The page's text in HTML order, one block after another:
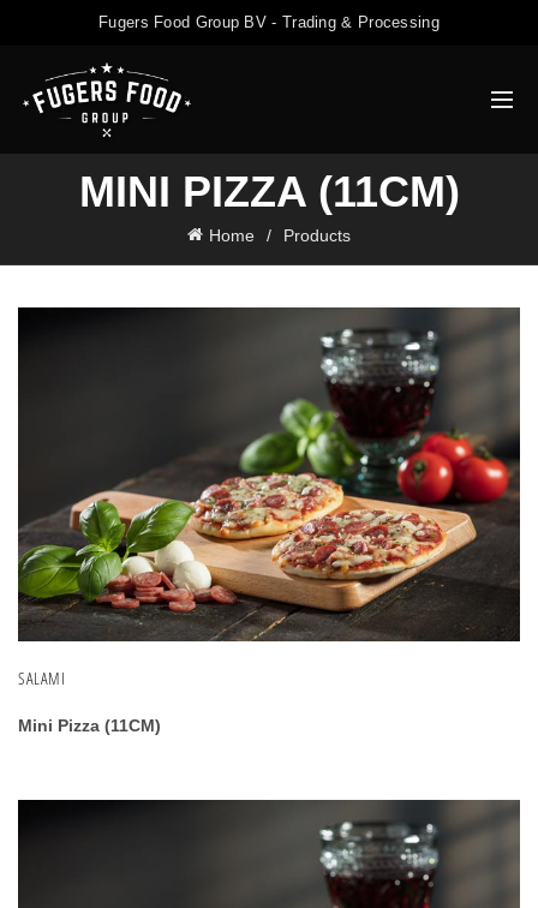
Fugers Food Group BV - Trading & Processing
MINI PIZZA (11CM)
Home Products
SALAMI
Mini Pizza (11CM)